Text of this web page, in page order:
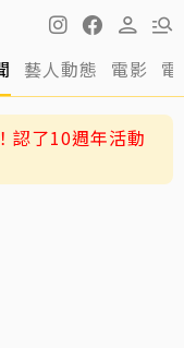
藝人動態 電影
認了10週年活動